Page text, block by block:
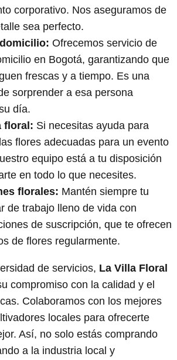
corporativo. Nos aseguramos de
sea perfecto.
Ofrecemos servicio de
en Bogotá, garantizando que
frescas y a tiempo. Es una
sorprender a esa persona
día.
floral: Si necesitas ayuda para
flores adecuadas para un evento
equipo está a tu disposición
en todo lo que necesites.
florales: Mantén siempre tu
de trabajo lleno de vida con
de suscripción, que te ofrecen
de flores regularmente.
de servicios, La Villa Floral
compromiso con la calidad y el
Colaboramos con los mejores
locales para ofrecerte
Así, no solo estás comprando
a la industria local y